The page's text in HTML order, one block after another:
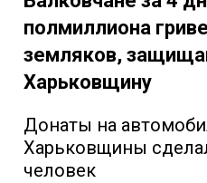
полмиллиона
земляков,
Харьковщину
Донаты на
Харьковщины
человек